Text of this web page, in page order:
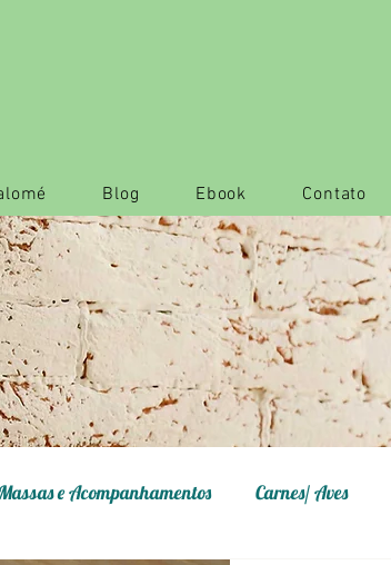
Blog Ebook Contato
Massas e Acompanhamentos Carnes/ Aves